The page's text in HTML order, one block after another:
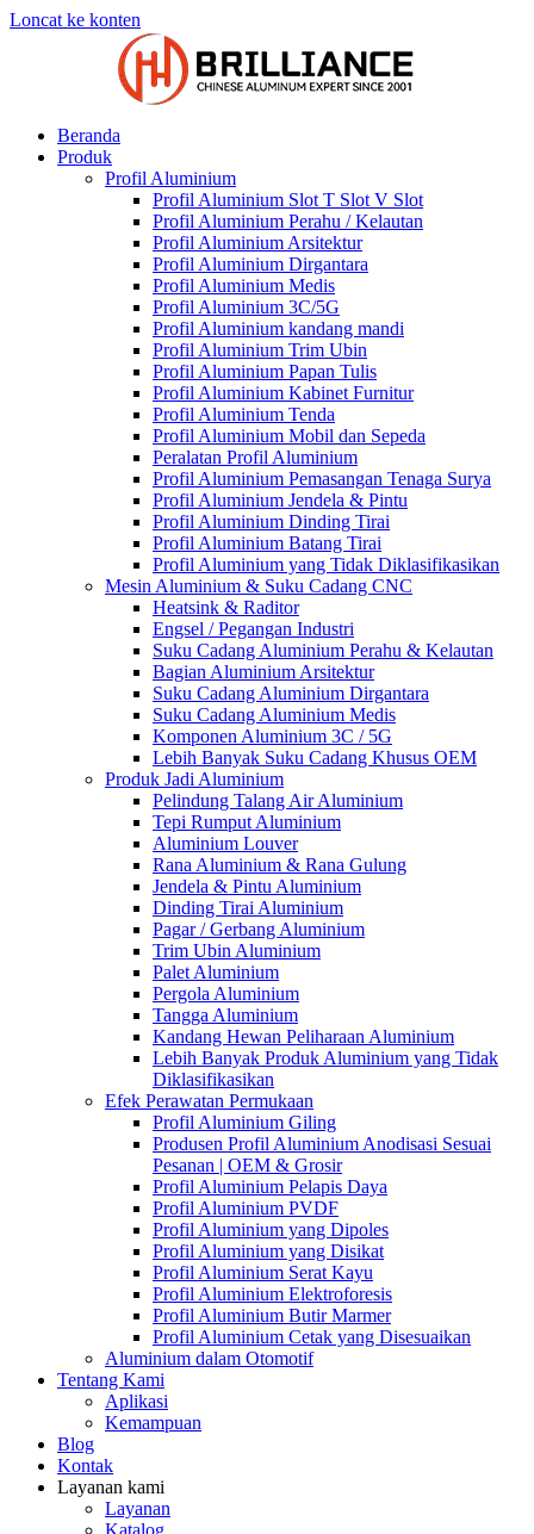
Loncat ke konten
Beranda
Produk
Profil Aluminium
Profil Aluminium Slot T Slot V Slot
Profil Aluminium Perahu / Kelautan
Profil Aluminium Arsitektur
Profil Aluminium Dirgantara
Profil Aluminium Medis
Profil Aluminium 3C/5G
Profil Aluminium kandang mandi
Profil Aluminium Trim Ubin
Profil Aluminium Papan Tulis
Profil Aluminium Kabinet Furnitur
Profil Aluminium Tenda
Profil Aluminium Mobil dan Sepeda
Peralatan Profil Aluminium
Profil Aluminium Pemasangan Tenaga Surya
Profil Aluminium Jendela & Pintu
Profil Aluminium Dinding Tirai
Profil Aluminium Batang Tirai
Profil Aluminium yang Tidak Diklasifikasikan
Mesin Aluminium & Suku Cadang CNC
Heatsink & Raditor
Engsel / Pegangan Industri
Suku Cadang Aluminium Perahu & Kelautan
Bagian Aluminium Arsitektur
Suku Cadang Aluminium Dirgantara
Suku Cadang Aluminium Medis
Komponen Aluminium 3C / 5G
Lebih Banyak Suku Cadang Khusus OEM
Produk Jadi Aluminium
Pelindung Talang Air Aluminium
Tepi Rumput Aluminium
Aluminium Louver
Rana Aluminium & Rana Gulung
Jendela & Pintu Aluminium
Dinding Tirai Aluminium
Pagar / Gerbang Aluminium
Trim Ubin Aluminium
Palet Aluminium
Pergola Aluminium
Tangga Aluminium
Kandang Hewan Peliharaan Aluminium
Lebih Banyak Produk Aluminium yang Tidak
Diklasifikasikan
Efek Perawatan Permukaan
Profil Aluminium Giling
Produsen Profil Aluminium Anodisasi Sesuai
Pesanan | OEM & Grosir
Profil Aluminium Pelapis Daya
Profil Aluminium PVDF
Profil Aluminium yang Dipoles
Profil Aluminium yang Disikat
Profil Aluminium Serat Kayu
Profil Aluminium Elektroforesis
Profil Aluminium Butir Marmer
Profil Aluminium Cetak yang Disesuaikan
Aluminium dalam Otomotif
Tentang Kami
Aplikasi
Kemampuan
Blog
Kontak
Layanan kami
Layanan
Katalog